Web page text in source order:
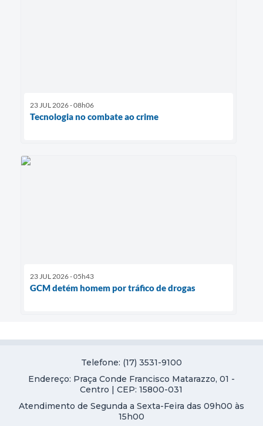
23 JUL 2026 - 08h06
Tecnologia no combate ao crime
23 JUL 2026 - 05h43
GCM detém homem por tráfico de drogas
Telefone: (17) 3531-9100
Endereço: Praça Conde Francisco Matarazzo, 01 -
Centro | CEP: 15800-031
Atendimento de Segunda a Sexta-Feira das 09h00 às
15h00